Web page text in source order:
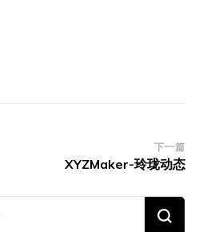
下一篇
XYZMaker-玲珑动态